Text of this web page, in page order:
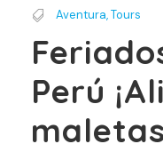
Aventura,Tours
Perú